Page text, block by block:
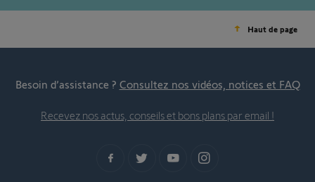
Haut de page
Besoin d’assistance ? Consultez nos vidéos, notices et FAQ
Recevez nos actus, conseils et bons plans par email !